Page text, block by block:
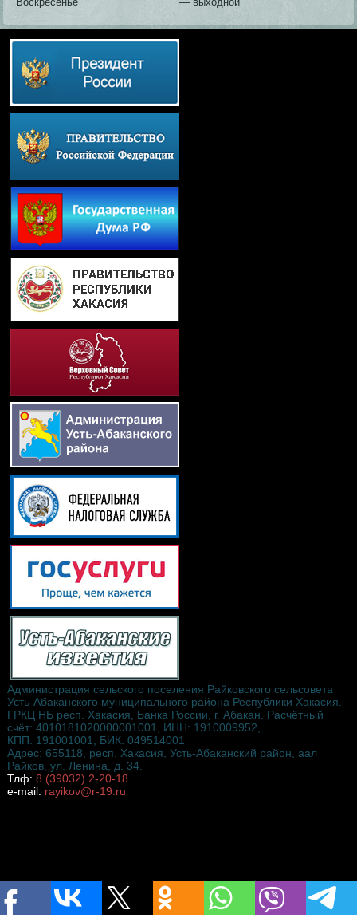
Администрация сельского поселения Райковского сельсовета
Усть-Абаканского муниципального района Республики Хакасия.
ГРКЦ НБ респ. Хакасия, Банка России, г. Абакан. Расчётный
счёт: 4010181020000001001, ИНН: 1910009952,
КПП: 191001001, БИК: 049514001
Адрес: 655118, респ. Хакасия, Усть-Абаканский район, аал
Райков, ул. Ленина, д. 34.
Тлф: 8 (39032) 2-20-18
e-mail: rayikov@r-19.ru